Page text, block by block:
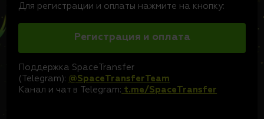
Для регистрации и оплаты нажмите на кнопку:
Регистрация и оплата
Поддержка SpaceTransfer
(Telegram): @SpaceTransferTeam
Канал и чат в Telegram: t.me/SpaceTransfer